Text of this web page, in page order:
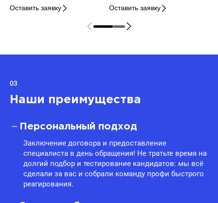
Оставить заявку Оставить заявку
03
Наши преимущества
Персональный подход
Заключение договора и предоставление
специалиста в день обращения! Не тратьте время на
долгий подбор и тестирование кандидатов: мы всё
сделали за вас и собрали команду профи быстрого
реагирования.